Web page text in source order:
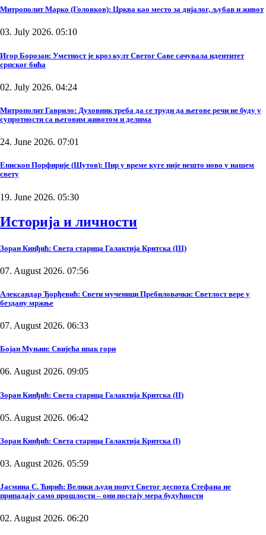
Митрополит Марко (Головков): Црква као место за дијалог, љубав и живот
03. July 2026. 05:10
Игор Борозан: Уметност је кроз култ Светог Саве сачувала идентитет
српског бића
02. July 2026. 04:24
Митрополит Гаврило: Духовник треба да се труди да његове речи не буду у
супротности са његовим животом и делима
24. June 2026. 07:01
Епископ Порфирије (Шутов): Пир у време куге није нешто ново у нашем
свету
19. June 2026. 05:30
Историја и личности
Зоран Кинђић: Света старица Галактија Критска (III)
07. August 2026. 07:56
Александар Ђорђевић: Свети мученици Пребиловачки: Светлост вере у
бездану мржње
07. August 2026. 06:33
Бојан Муњин: Свијећа ипак гори
06. August 2026. 09:05
Зоран Кинђић: Света старица Галактија Критска (II)
05. August 2026. 06:42
Зоран Кинђић: Света старица Галактија Критска (I)
03. August 2026. 05:59
Јасмина С. Ћирић: Велики људи попут Светог деспота Стефана не
припадају само прошлости – они постају мера будућности
02. August 2026. 06:20